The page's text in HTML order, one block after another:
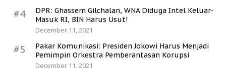
#4
DPR: Ghassem Gilchalan, WNA Diduga Intel Keluar-
Masuk RI, BIN Harus Usut!
December 11, 2021
#5
Pakar Komunikasi: Presiden Jokowi Harus Menjadi
Pemimpin Orkestra Pemberantasan Korupsi
December 11, 2021